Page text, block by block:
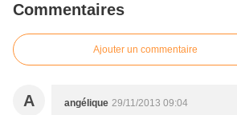
Commentaires
Ajouter un commentaire
A angélique 29/11/2013 09:04